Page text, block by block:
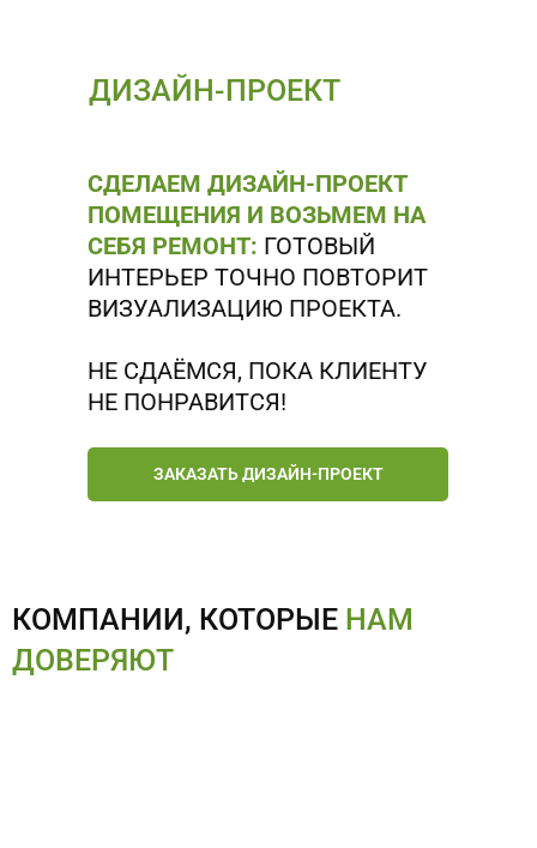
ДИЗАЙН-ПРОЕКТ
СДЕЛАЕМ ДИЗАЙН-ПРОЕКТ
ПОМЕЩЕНИЯ И ВОЗЬМЕМ НА
СЕБЯ РЕМОНТ: ГОТОВЫЙ
ИНТЕРЬЕР ТОЧНО ПОВТОРИТ
ВИЗУАЛИЗАЦИЮ ПРОЕКТА.
НЕ СДАЁМСЯ, ПОКА КЛИЕНТУ
НЕ ПОНРАВИТСЯ!
ЗАКАЗАТЬ ДИЗАЙН-ПРОЕКТ
КОМПАНИИ, КОТОРЫЕ НАМ
ДОВЕРЯЮТ